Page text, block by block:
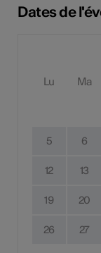
Dates de
Lu Ma
5 6
12 13
19 20
26 27